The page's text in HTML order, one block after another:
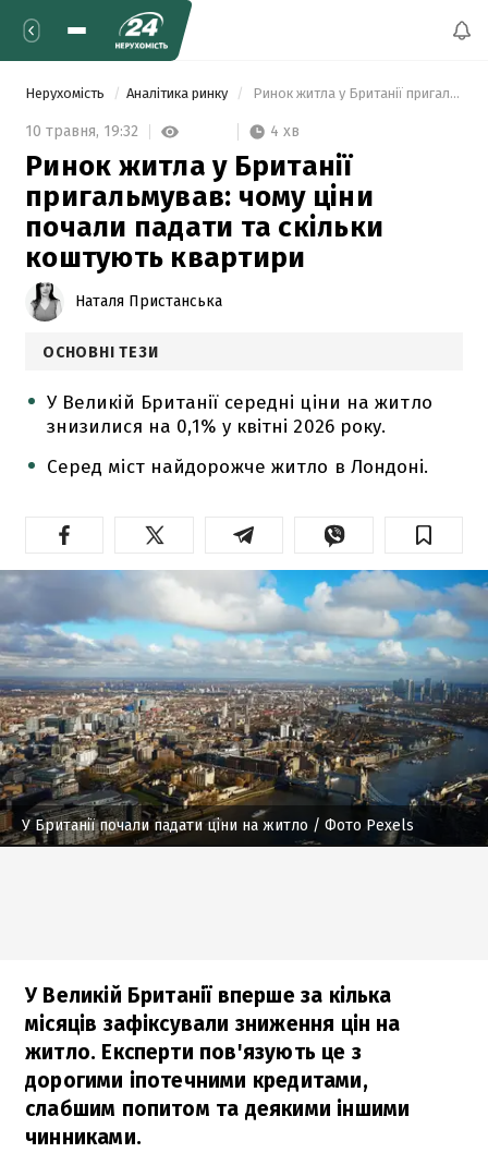
Нерухомість Аналітика ринку Ринок житла у Британії пригальмував: чому ціни почали падати та скільки коштують квартири
10 травня, 19:32 4 хв
Ринок житла у Британії
пригальмував: чому ціни
почали падати та скільки
коштують квартири
Наталя Пристанська
ОСНОВНІ ТЕЗИ
У Великій Британії середні ціни на житло
знизилися на 0,1% у квітні 2026 року.
Серед міст найдорожче житло в Лондоні.
У Британії почали падати ціни на житло / Фото Pexels
У Великій Британії вперше за кілька
місяців зафіксували зниження цін на
житло. Експерти пов'язують це з
дорогими іпотечними кредитами,
слабшим попитом та деякими іншими
чинниками.